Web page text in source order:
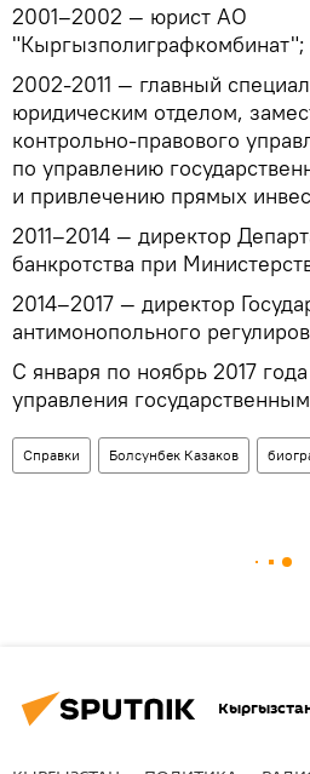
2001–2002 — юрист АО
"Кыргызполиграфкомбинат";
2002-2011 — главный
юридическим отделом,
контрольно-правового
по управлению
и привлечению прямых
2011–2014 — директор
банкротства при
2014–2017 — директор
антимонопольного
С января по ноябрь 2017
управления
Справки Болсунбек Казаков